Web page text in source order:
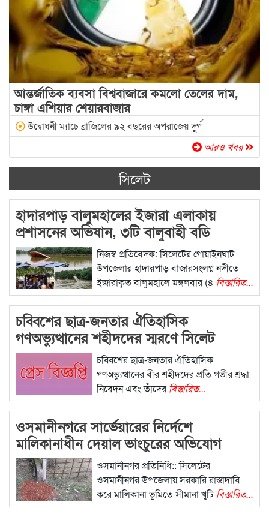
আন্তর্জাতিক ব্যবসা বিশ্ববাজারে কমলো তেলের দাম,
চাঙ্গা এশিয়ার শেয়ারবাজার
উদ্বোধনী ম্যাচে ব্রাজিলের ৯২ বছরের অপরাজেয় দুর্গ
আরও খবর
সিলেট
হাদারপাড় বালুমহালের ইজারা এলাকায়
প্রশাসনের অভিযান, ৩টি বালুবাহী বডি
ক্ষতিগ্রস্ত, আটক ৮নিজস্ব প্রতিবেদক: সিলেটের গোয়াইনঘাট
উপজেলার হাদারপাড় বাজারসংলগ্ন নদীতে
ইজারাকৃত বালুমহালে মঙ্গলবার (৪ বিস্তারিত...
চব্বিশের ছাত্র-জনতার ঐতিহাসিক
গণঅভ্যুত্থানের শহীদদের স্মরণে সিলেট
মহানগর বিএনপির কর্মসূচিচব্বিশের ছাত্র-জনতার ঐতিহাসিক
গণঅভ্যুত্থানের বীর শহীদদের প্রতি গভীর শ্রদ্ধা
নিবেদন এবং তাঁদেরবিস্তারিত...
ওসমানীনগরে সার্ভেয়ারের নির্দেশে
মালিকানাধীন দেয়াল ভাংচুরের অভিযোগ
ওসমানীনগর প্রতিনিধি:: সিলেটের
ওসমানীনগর উপজেলায় সরকারি রাস্তাদাবি
করে মালিকানা ভূমিতে সীমানা খুটিবিস্তারিত...